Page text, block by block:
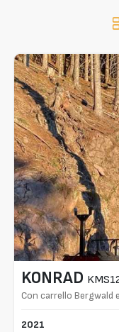
KONRAD
Con carrello Bergwald
2021